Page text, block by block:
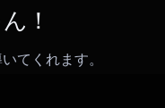
！
てくれます。